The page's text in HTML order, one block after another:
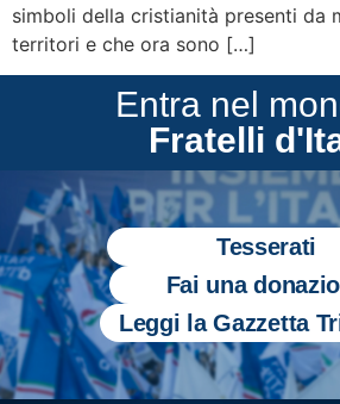
simboli della cristianità presenti da
territori e che ora sono […]
Entra nel
Fratelli
Tesserati
Fai una
Leggi la Gazzetta